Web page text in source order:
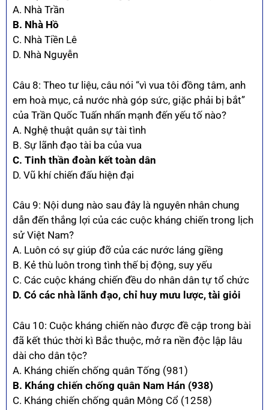
A. Nhà Trần
B. Nhà Hồ
C. Nhà Tiền Lê
D. Nhà Nguyễn
Câu 8: Theo tư liệu, câu nói “vì vua tôi đồng tâm, anh
em hoà mục, cả nước nhà góp sức, giặc phải bị bắt”
của Trần Quốc Tuấn nhấn mạnh đến yếu tố nào?
A. Nghệ thuật quân sự tài tình
B. Sự lãnh đạo tài ba của vua
C. Tinh thần đoàn kết toàn dân
D. Vũ khí chiến đấu hiện đại
Câu 9: Nội dung nào sau đây là nguyên nhân chung
dẫn đến thắng lợi của các cuộc kháng chiến trong lịch
sử Việt Nam?
A. Luôn có sự giúp đỡ của các nước láng giềng
B. Kẻ thù luôn trong tình thế bị động, suy yếu
C. Các cuộc kháng chiến đều do nhân dân tự tổ chức
D. Có các nhà lãnh đạo, chỉ huy mưu lược, tài giỏi
Câu 10: Cuộc kháng chiến nào được đề cập trong bài
đã kết thúc thời kì Bắc thuộc, mở ra nền độc lập lâu
dài cho dân tộc?
A. Kháng chiến chống quân Tống (981)
B. Kháng chiến chống quân Nam Hán (938)
C. Kháng chiến chống quân Mông Cổ (1258)